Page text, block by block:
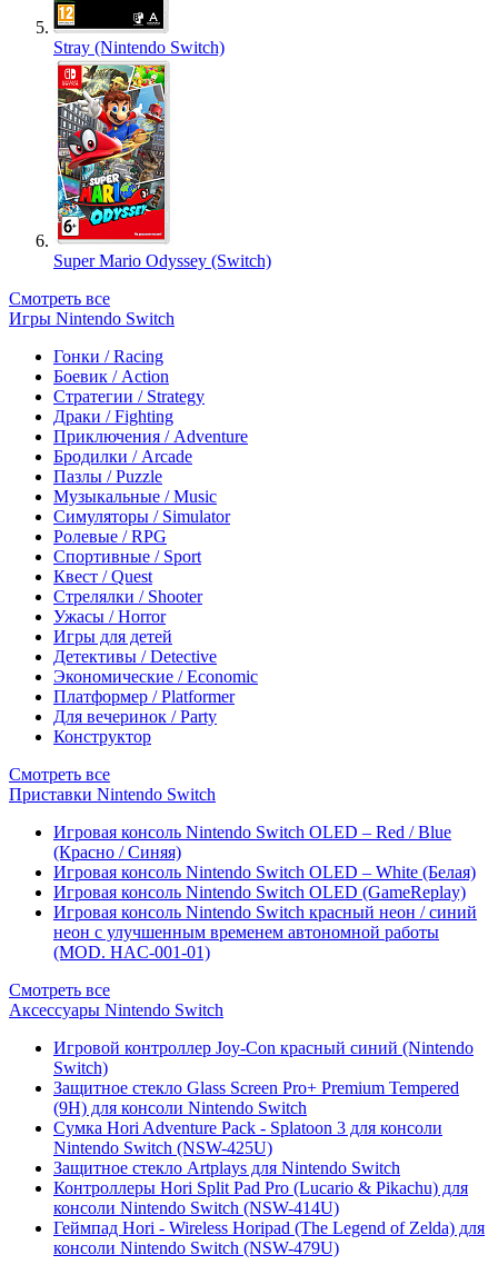
Stray (Nintendo Switch)
Super Mario Odyssey (Switch)
Смотреть все
Игры Nintendo Switch
Гонки / Racing
Боевик / Action
Стратегии / Strategy
Драки / Fighting
Приключения / Adventure
Бродилки / Arcade
Пазлы / Puzzle
Музыкальные / Music
Симуляторы / Simulator
Ролевые / RPG
Спортивные / Sport
Квест / Quest
Стрелялки / Shooter
Ужасы / Horror
Игры для детей
Детективы / Detective
Экономические / Economic
Платформер / Platformer
Для вечеринок / Party
Конструктор
Смотреть все
Приставки Nintendo Switch
Игровая консоль Nintendo Switch OLED – Red / Blue
(Красно / Синяя)
Игровая консоль Nintendo Switch OLED – White (Белая)
Игровая консоль Nintendo Switch OLED (GameReplay)
Игровая консоль Nintendo Switch красный неон / синий
неон с улучшенным временем автономной работы
(MOD. HAC-001-01)
Смотреть все
Аксессуары Nintendo Switch
Игровой контроллер Joy-Con красный синий (Nintendo
Switch)
Защитное стекло Glass Screen Pro+ Premium Tempered
(9H) для консоли Nintendo Switch
Сумка Hori Adventure Pack - Splatoon 3 для консоли
Nintendo Switch (NSW-425U)
Защитное стекло Artplays для Nintendo Switch
Контроллеры Hori Split Pad Pro (Lucario & Pikachu) для
консоли Nintendo Switch (NSW-414U)
Геймпад Hori - Wireless Horipad (The Legend of Zelda) для
консоли Nintendo Switch (NSW-479U)